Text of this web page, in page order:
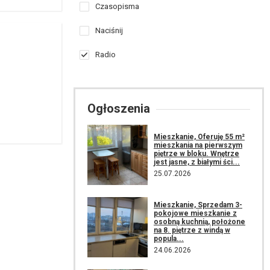
Czasopisma
Naciśnij
Radio
Ogłoszenia
Mieszkanie, Oferuję 55 m²
mieszkania na pierwszym
piętrze w bloku. Wnętrze
jest jasne, z białymi ści...
25.07.2026
Mieszkanie, Sprzedam 3-
pokojowe mieszkanie z
osobną kuchnią, położone
na 8. piętrze z windą w
popula...
24.06.2026